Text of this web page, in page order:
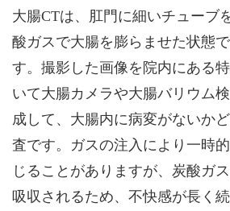
大腸CTは、肛門に細いチューブ
酸ガスで大腸を膨らませた状態
す。撮影した画像を院内にある
いて大腸カメラや大腸バリウム
成して、大腸内に病変がないか
査です。ガスの注入により一時
じることがありますが、炭酸ガ
吸収されるため、不快感が長く